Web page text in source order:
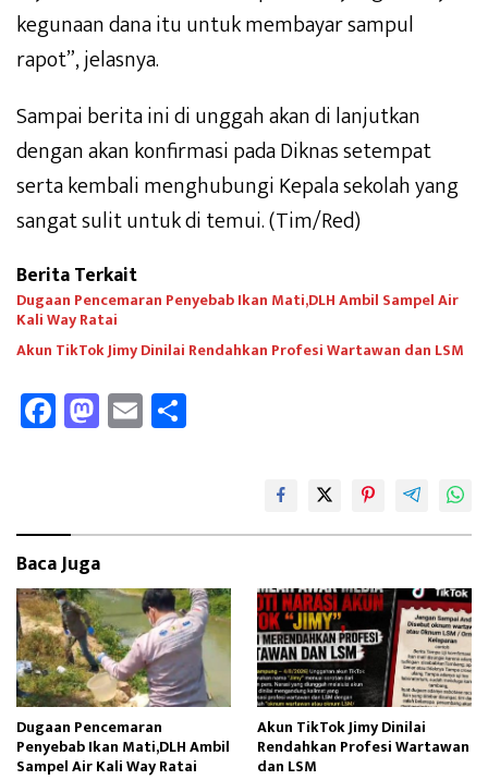
kegunaan dana itu untuk membayar sampul
rapot”, jelasnya.
Sampai berita ini di unggah akan di lanjutkan
dengan akan konfirmasi pada Diknas setempat
serta kembali menghubungi Kepala sekolah yang
sangat sulit untuk di temui. (Tim/Red)
Berita Terkait
Dugaan Pencemaran Penyebab Ikan Mati,DLH Ambil Sampel Air
Kali Way Ratai
Akun TikTok Jimy Dinilai Rendahkan Profesi Wartawan dan LSM
Fa
ce
k
M
as
o
n
E
m
Baca Juga
Dugaan Pencemaran
Penyebab Ikan Mati,DLH Ambil
Sampel Air Kali Way Ratai
Akun TikTok Jimy Dinilai
Rendahkan Profesi Wartawan
dan LSM